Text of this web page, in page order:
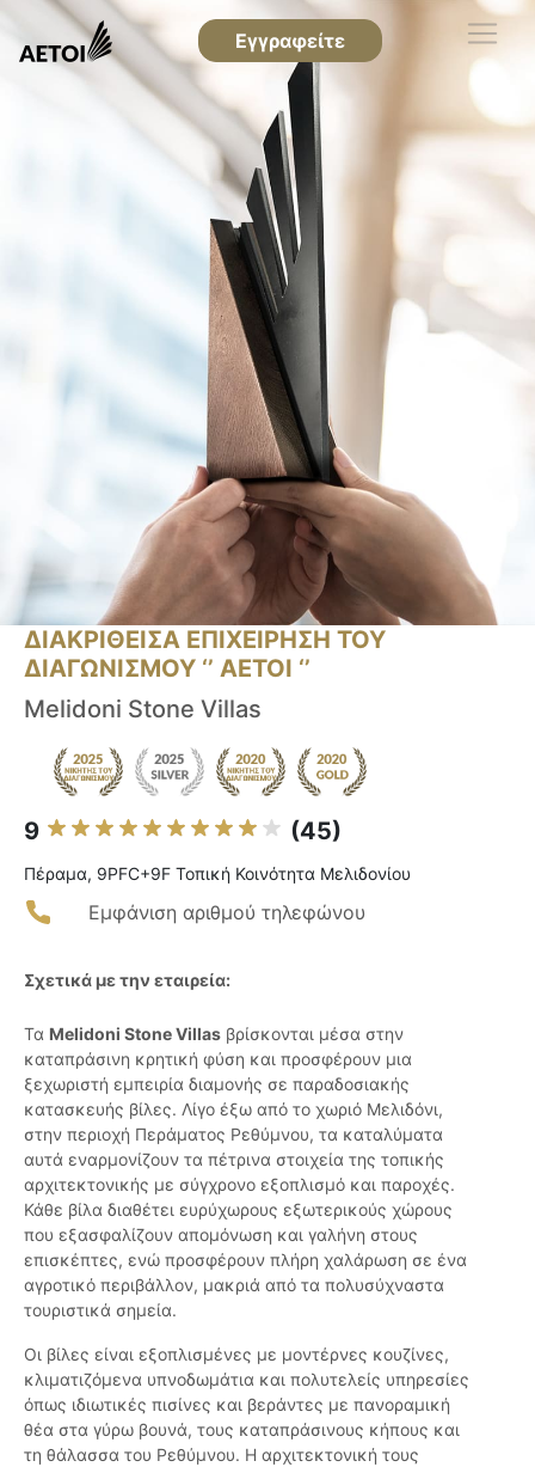
Εγγραφείτε
ΔΙΑΚΡΙΘΕΙΣΑ ΕΠΙΧΕΙΡΗΣΗ ΤΟΥ
ΔΙΑΓΩΝΙΣΜΟΥ ‘’ ΑΕΤΟΙ ‘’
Melidoni Stone Villas
9 (45)
Πέραμα, 9PFC+9F Τοπική Κοινότητα Μελιδονίου
Εμφάνιση αριθμού τηλεφώνου
Σχετικά με την εταιρεία:
Τα Melidoni Stone Villas βρίσκονται μέσα στην
καταπράσινη κρητική φύση και προσφέρουν μια
ξεχωριστή εμπειρία διαμονής σε παραδοσιακής
κατασκευής βίλες. Λίγο έξω από το χωριό Μελιδόνι,
στην περιοχή Περάματος Ρεθύμνου, τα καταλύματα
αυτά εναρμονίζουν τα πέτρινα στοιχεία της τοπικής
αρχιτεκτονικής με σύγχρονο εξοπλισμό και παροχές.
Κάθε βίλα διαθέτει ευρύχωρους εξωτερικούς χώρους
που εξασφαλίζουν απομόνωση και γαλήνη στους
επισκέπτες, ενώ προσφέρουν πλήρη χαλάρωση σε ένα
αγροτικό περιβάλλον, μακριά από τα πολυσύχναστα
τουριστικά σημεία.
Οι βίλες είναι εξοπλισμένες με μοντέρνες κουζίνες,
κλιματιζόμενα υπνοδωμάτια και πολυτελείς υπηρεσίες
όπως ιδιωτικές πισίνες και βεράντες με πανοραμική
θέα στα γύρω βουνά, τους καταπράσινους κήπους και
τη θάλασσα του Ρεθύμνου. Η αρχιτεκτονική τους